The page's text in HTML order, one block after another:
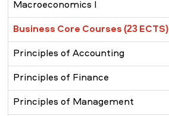
Macroeconomics I
Business Core Courses (23 ECTS)
Principles of Accounting
Principles of Finance
Principles of Management